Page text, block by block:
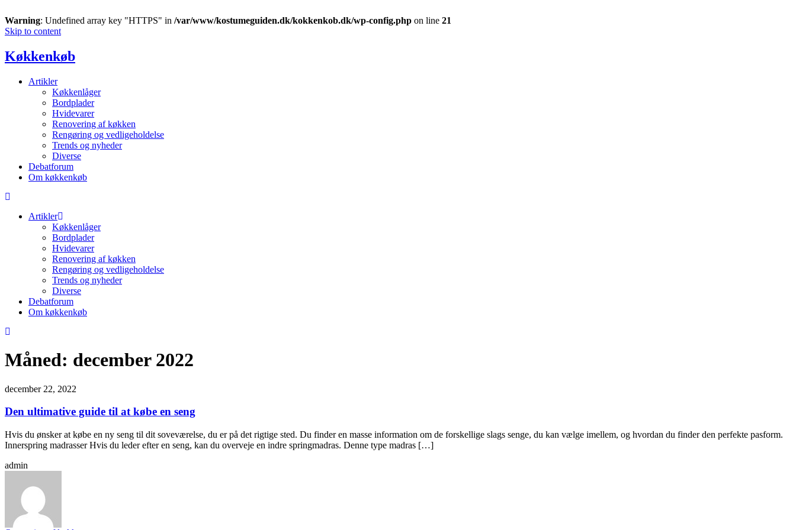
Warning: Undefined array key "HTTPS" in /var/www/kostumeguiden.dk/kokkenkob.dk/wp-config.php on line 21
Skip to content
Køkkenkøb
Artikler
Køkkenlåger
Bordplader
Hvidevarer
Renovering af køkken
Rengøring og vedligeholdelse
Trends og nyheder
Diverse
Debatforum
Om køkkenkøb
Artikler
Køkkenlåger
Bordplader
Hvidevarer
Renovering af køkken
Rengøring og vedligeholdelse
Trends og nyheder
Diverse
Debatforum
Om køkkenkøb
Måned: december 2022
december 22, 2022
Den ultimative guide til at købe en seng
Hvis du ønsker at købe en ny seng til dit soveværelse, du er på det rigtige sted. Du finder en masse information om de forskellige slags senge, du kan vælge imellem, og hvordan du finder den perfekte pasform.
Innerspring madrasser Hvis du leder efter en seng, kan du overveje en indre springmadras. Denne type madras […]
admin